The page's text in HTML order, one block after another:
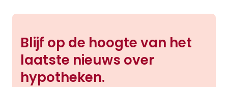
Blijf op de hoogte van het
laatste nieuws over
hypotheken.